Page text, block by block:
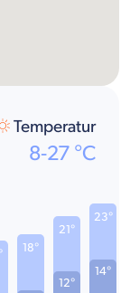
Temperatur
8-27 °C
18°
12°
21°
14°
23°